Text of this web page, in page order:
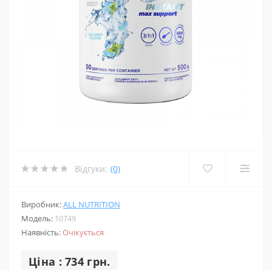
Відгуки: (0)
Виробник:ALL NUTRITION
Модель: 10749
Наявність:Очікується
Ціна : 734 грн.